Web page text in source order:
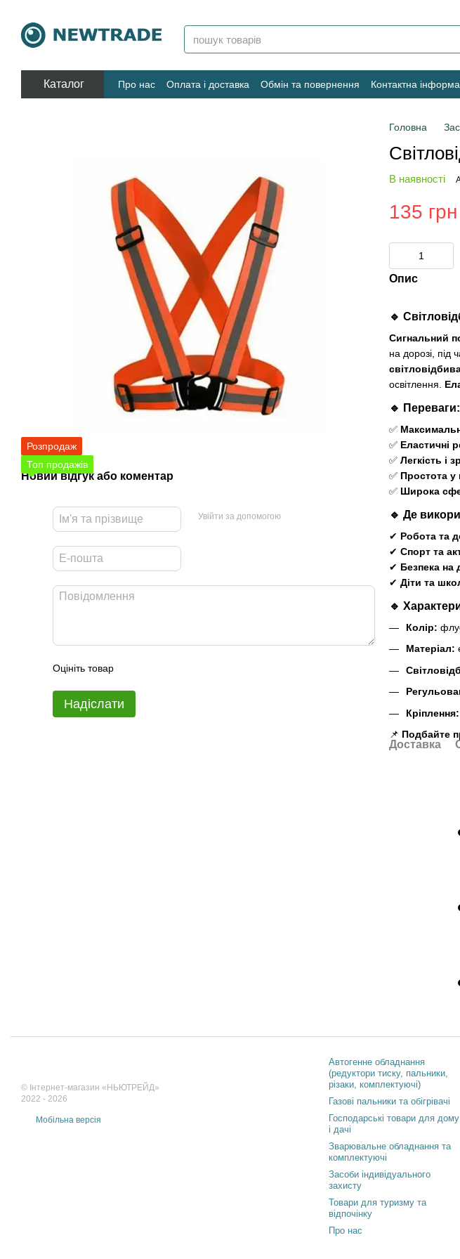
Каталог Про нас Оплата і доставка Обмін та повернення Контактна
Угода користувача
Розпродаж
Топ продажів
Новий відгук або коментар
Увійти за допомогою
Оцініть товар
Надіслати
Головна
В наявності
135 грн
Опис
🔹
Сигнальний
на дорозі, під
освітлення.
🔹 Переваги:
✅
✅ Еластичні
✅ Легкість і
✅ Простота у
✅ Широка
🔹 Де
✔ Робота та
✔ Спорт та
✔ Безпека на
✔ Діти та
🔹
Колір:
Матеріал:
Кріплення:
📌 Подбайте
Доставка
© Інтернет-магазин «НЬЮТРЕЙД»
2022 - 2026
Мобільна версія
Автогенне обладнання
(редуктори тиску, пальники,
різаки, комплектуючі)
Газові пальники та обігрівачі
Господарські товари для дому
і дачі
Зварювальне обладнання та
комплектуючі
Засоби індивідуального
захисту
Товари для туризму та
відпочінку
Про нас